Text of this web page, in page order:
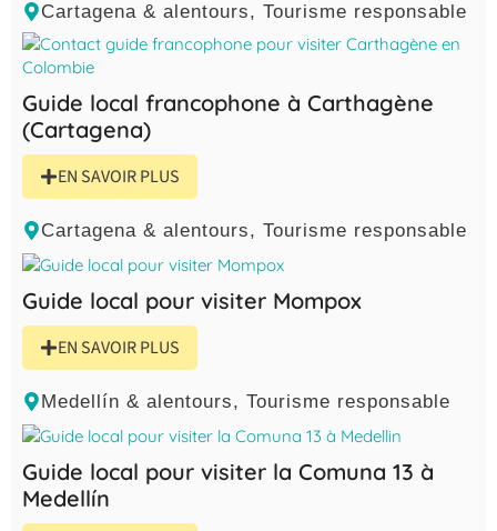
Cartagena & alentours, Tourisme responsable
Guide local francophone à Carthagène
(Cartagena)
EN SAVOIR PLUS
Cartagena & alentours, Tourisme responsable
Guide local pour visiter Mompox
EN SAVOIR PLUS
Medellín & alentours, Tourisme responsable
Guide local pour visiter la Comuna 13 à
Medellín